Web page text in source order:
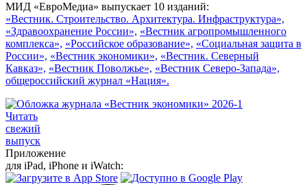
МИД «ЕвроМедиа» выпускает 10 изданий:
«Вестник. Строительство. Архитектура. Инфраструктура»,
«Здравоохранение России», «Вестник агропромышленного
комплекса», «Российское образование», «Социальная защита в
России», «Вестник экономики», «Вестник. Северный
Кавказ», «Вестник Поволжье», «Вестник Северо-Запада»,
общероссийский журнал «Нация».
Читать
свежий
выпуск
Приложение
для iPad, iPhone и iWatch: